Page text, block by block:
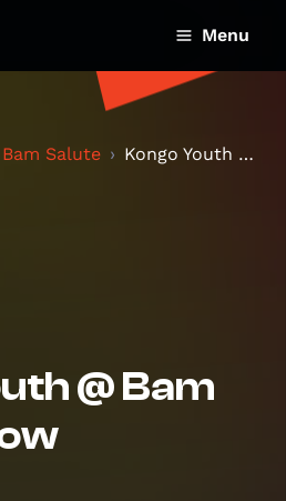
Menu
Bam Salute Kongo Youth @ Bam Salute Show
@ Bam